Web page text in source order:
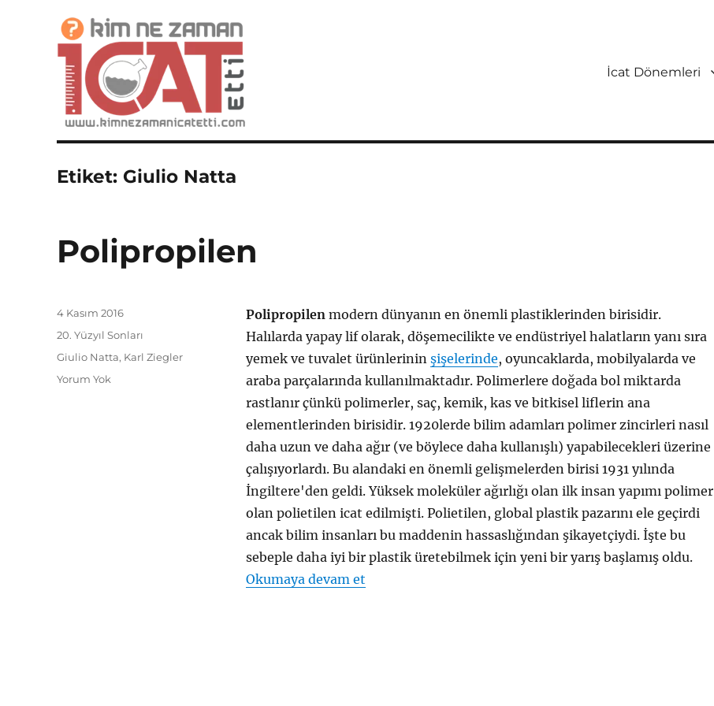
Kim Ne Zaman İcat Etti?
İcatlar, Buluşlar ve Mucitler Sitesi
İcat Dönemleri
Etiket: Giulio Natta
Polipropilen
Polipropilen modern dünyanın en önemli plastiklerinden birisidir.
Halılarda yapay lif olarak, döşemecilikte ve endüstriyel halatların yanı sıra
yemek ve tuvalet ürünlerinin şişelerinde, oyuncaklarda, mobilyalarda ve
araba parçalarında kullanılmaktadır. Polimerlere doğada bol miktarda
rastlanır çünkü polimerler, saç, kemik, kas ve bitkisel liflerin ana
elementlerinden birisidir. 1920lerde bilim adamları polimer zincirleri nasıl
daha uzun ve daha ağır (ve böylece daha kullanışlı) yapabilecekleri üzerine
çalışıyorlardı. Bu alandaki en önemli gelişmelerden birisi 1931 yılında
İngiltere'den geldi. Yüksek moleküler ağırlığı olan ilk insan yapımı polimer
olan polietilen icat edilmişti. Polietilen, global plastik pazarını ele geçirdi
ancak bilim insanları bu maddenin hassaslığından şikayetçiydi. İşte bu
sebeple daha iyi bir plastik üretebilmek için yeni bir yarış başlamış oldu.
Okumaya devam et
Yayın
4 Kasım 2016
Kategoriler
20. Yüzyıl Sonları
Etiketler
Giulio Natta, Karl Ziegler
Yorum Yok